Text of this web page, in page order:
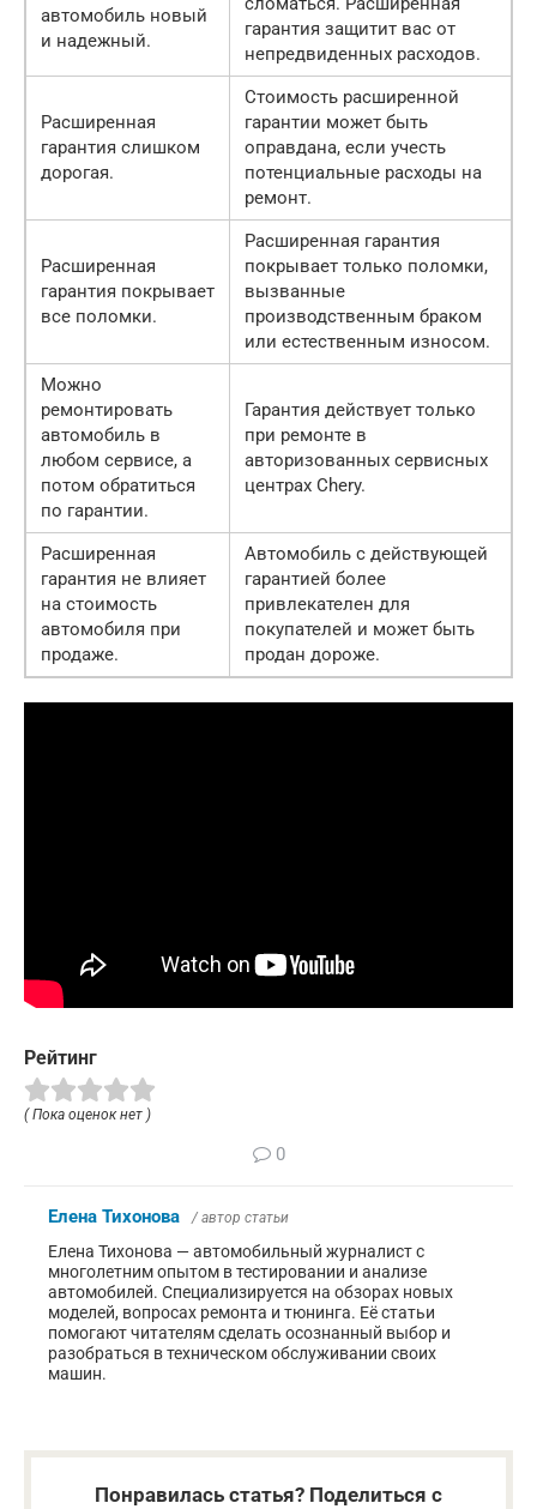
автомобиль новый
и надежный.
гарантия защитит вас от
непредвиденных расходов.
Расширенная
гарантия слишком
дорогая.
Стоимость расширенной
гарантии может быть
оправдана, если учесть
потенциальные расходы на
ремонт.
Расширенная
гарантия покрывает
все поломки.
Расширенная гарантия
покрывает только поломки,
вызванные
производственным браком
или естественным износом.
Можно
ремонтировать
автомобиль в
любом сервисе, а
потом обратиться
по гарантии.
Гарантия действует только
при ремонте в
авторизованных сервисных
центрах Chery.
Расширенная
гарантия не влияет
на стоимость
автомобиля при
продаже.
Автомобиль с действующей
гарантией более
привлекателен для
покупателей и может быть
продан дороже.
Рейтинг
( Пока оценок нет )
0
Елена Тихонова / автор статьи
Елена Тихонова — автомобильный журналист с
многолетним опытом в тестировании и анализе
автомобилей. Специализируется на обзорах новых
моделей, вопросах ремонта и тюнинга. Её статьи
помогают читателям сделать осознанный выбор и
разобраться в техническом обслуживании своих
машин.
Понравилась статья? Поделиться с